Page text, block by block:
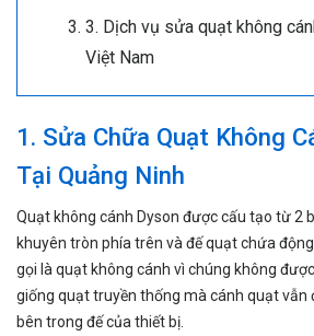
3. Dịch vụ sửa quạt không
Việt Nam
1. Sửa Chữa Quạt Không
Tại Quảng Ninh
Quạt không cánh Dyson được cấu tạo từ 2
khuyên tròn phía trên và đế quạt chứa
gọi là quạt không cánh vì chúng không
giống quạt truyền thống mà cánh quạt vẫn
bên trong đế của thiết bị.